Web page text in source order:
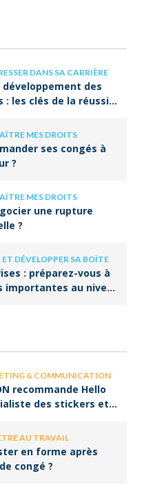
DANS SA CARRIÈRE
des
: les clés de la réussite
MES DROITS
ses congés à
?
MES DROITS
une rupture
?
ET DÉVELOPPER SA BOÎTE
: préparez-vous à
importantes au niveau
& COMMUNICATION
recommande Hello
des stickers et
AU TRAVAIL
en forme après
congé ?